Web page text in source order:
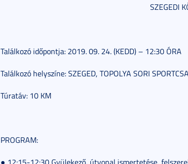
SZEGEDI
Találkozó időpontja: 2019. 09. 24. (KEDD) – 12:30 ÓRA
Találkozó helyszíne: SZEGED, TOPOLYA SORI
Túratáv: 10 KM
PROGRAM: